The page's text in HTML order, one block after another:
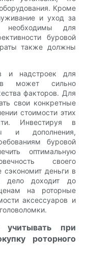
Кроме
и уход за
необходимы для
буровой
также должны
и надстроек для
может сильно
факторов. Для
свои конкретные
стоимости этих
Инвестируя в
и дополнения,
буровой
оптимальную
своего
сэкономит деньги в
дело доходит до
на роторные
аксессуаров и
при
роторного